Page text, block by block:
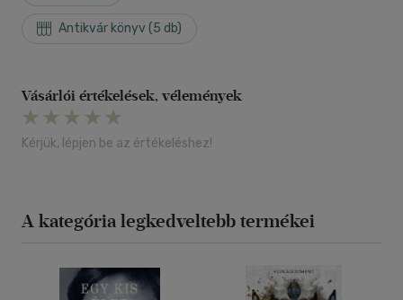
Antikvár könyv (5 db)
Vásárlói értékelések, vélemények
Kérjük, lépjen be az értékeléshez!
A kategória legkedveltebb termékei